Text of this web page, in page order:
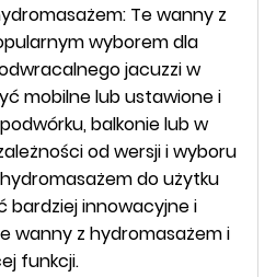
Te wanny z
wyborem dla
jacuzzi w
mobilne lub ustawione i
balkonie lub w
od wersji i wyboru
do użytku
bardziej innowacyjne i
wanny z hydromasażem i
funkcji.